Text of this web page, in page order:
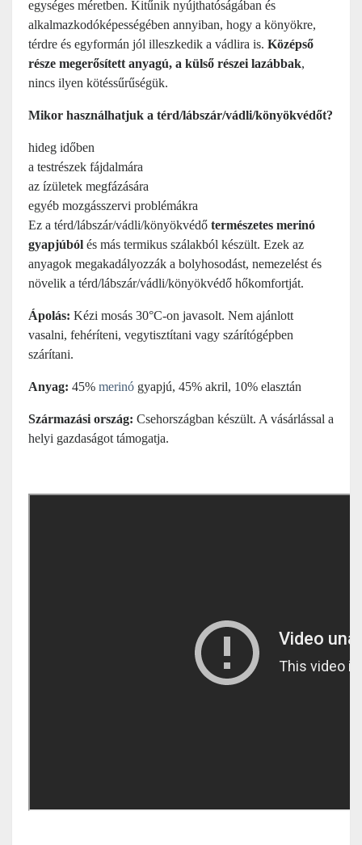
egységes méretben. Kitűnik nyújthatóságában és
alkalmazkodóképességében annyiban, hogy a könyökre,
térdre és egyformán jól illeszkedik a vádlira is. Középső
része megerősített anyagú, a külső részei lazábbak,
nincs ilyen kötéssűrűségük.
Mikor használhatjuk a térd/lábszár/vádli/könyökvédőt?
hideg időben
a testrészek fájdalmára
az ízületek megfázására
egyéb mozgásszervi problémákra
Ez a térd/lábszár/vádli/könyökvédő természetes merinó
gyapjúból és más termikus szálakból készült. Ezek az
anyagok megakadályozzák a bolyhosodást, nemezelést és
növelik a térd/lábszár/vádli/könyökvédő hőkomfortját.
Ápolás: Kézi mosás 30°C-on javasolt. Nem ajánlott
vasalni, fehéríteni, vegytisztítani vagy szárítógépben
szárítani.
Anyag: 45% merinó gyapjú, 45% akril, 10% elasztán
Származási ország: Csehországban készült. A vásárlással a
helyi gazdaságot támogatja.